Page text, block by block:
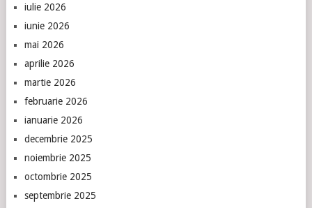
iulie 2026
iunie 2026
mai 2026
aprilie 2026
martie 2026
februarie 2026
ianuarie 2026
decembrie 2025
noiembrie 2025
octombrie 2025
septembrie 2025